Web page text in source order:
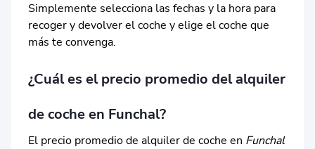
Simplemente selecciona las fechas y la hora para
recoger y devolver el coche y elige el coche que
más te convenga.
¿Cuál es el precio promedio del alquiler
de coche en Funchal?
El precio promedio de alquiler de coche en Funchal